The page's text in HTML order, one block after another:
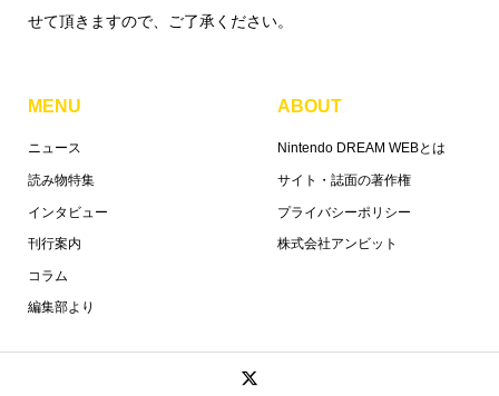
せて頂きますので、ご了承ください。
MENU
ニュース
読み物特集
インタビュー
刊行案内
コラム
編集部より
ABOUT
Nintendo DREAM WEBとは
サイト・誌面の著作権
プライバシーポリシー
株式会社アンビット